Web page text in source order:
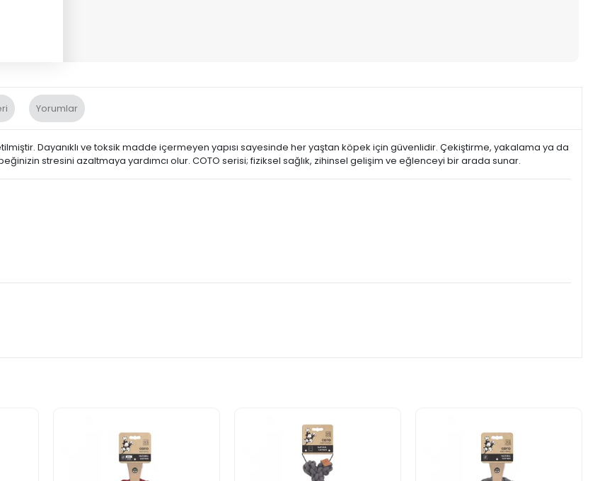
Yorumlar
Dayanıklı ve toksik madde içermeyen yapısı sayesinde her yaştan köpek için güvenlidir. Çekiştirme, yakalama ya da
stresini azaltmaya yardımcı olur. COTO serisi; fiziksel sağlık, zihinsel gelişim ve eğlenceyi bir arada sunar.